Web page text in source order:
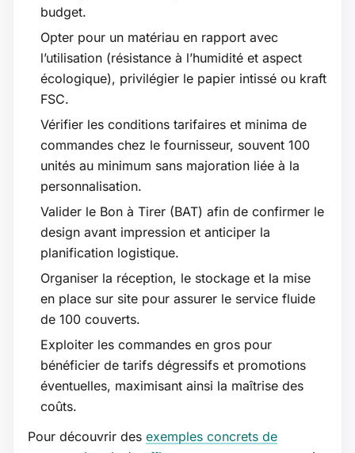
budget.
Opter pour un matériau en rapport avec
l’utilisation (résistance à l’humidité et aspect
écologique), privilégier le papier intissé ou kraft
FSC.
Vérifier les conditions tarifaires et minima de
commandes chez le fournisseur, souvent 100
unités au minimum sans majoration liée à la
personnalisation.
Valider le Bon à Tirer (BAT) afin de confirmer le
design avant impression et anticiper la
planification logistique.
Organiser la réception, le stockage et la mise
en place sur site pour assurer le service fluide
de 100 couverts.
Exploiter les commandes en gros pour
bénéficier de tarifs dégressifs et promotions
éventuelles, maximisant ainsi la maîtrise des
coûts.
Pour découvrir des exemples concrets de